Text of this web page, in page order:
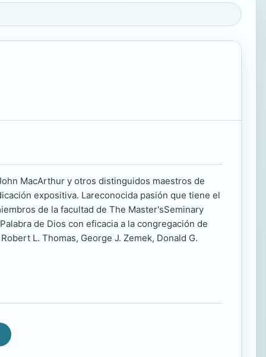
MacArthur y otros distinguidos maestros de
expositiva. Lareconocida pasión que tiene el
de la facultad de The Master'sSeminary
de Dios con eficacia a la congregación de
L. Thomas, George J. Zemek, Donald G.